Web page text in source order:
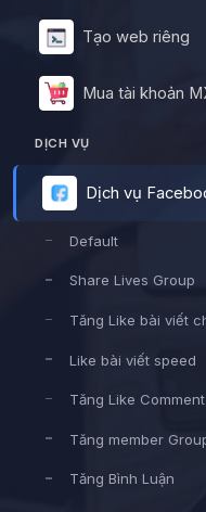
Tạo web riêng
Mua tài khoản
DỊCH VỤ
Dịch vụ
Default
Share Lives Group
Tăng Like bài viết
Like bài viết speed
Tăng Like Comment
Tăng member
Tăng Bình Luận
Mua hàng trên
lại tiền hoàn, tham
Nhập tên dịch vụ để
Nhập tên hoặc ID dịch
Dịch vụ
Phân loại
Default
Dịch vụ
#13117 chọc